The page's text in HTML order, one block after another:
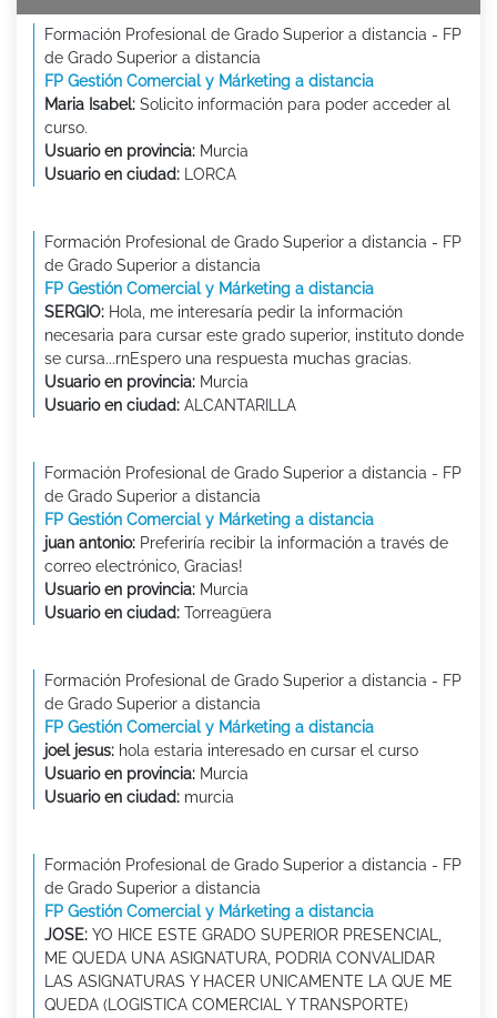
Formación Profesional de Grado Superior a distancia - FP
de Grado Superior a distancia
FP Gestión Comercial y Márketing a distancia
Maria Isabel: Solicito información para poder acceder al
curso.
Usuario en provincia: Murcia
Usuario en ciudad: LORCA
Formación Profesional de Grado Superior a distancia - FP
de Grado Superior a distancia
FP Gestión Comercial y Márketing a distancia
SERGIO: Hola, me interesaría pedir la información
necesaria para cursar este grado superior, instituto donde
se cursa...rnEspero una respuesta muchas gracias.
Usuario en provincia: Murcia
Usuario en ciudad: ALCANTARILLA
Formación Profesional de Grado Superior a distancia - FP
de Grado Superior a distancia
FP Gestión Comercial y Márketing a distancia
juan antonio: Preferiría recibir la información a través de
correo electrónico, Gracias!
Usuario en provincia: Murcia
Usuario en ciudad: Torreagüera
Formación Profesional de Grado Superior a distancia - FP
de Grado Superior a distancia
FP Gestión Comercial y Márketing a distancia
joel jesus: hola estaria interesado en cursar el curso
Usuario en provincia: Murcia
Usuario en ciudad: murcia
Formación Profesional de Grado Superior a distancia - FP
de Grado Superior a distancia
FP Gestión Comercial y Márketing a distancia
JOSE: YO HICE ESTE GRADO SUPERIOR PRESENCIAL,
ME QUEDA UNA ASIGNATURA, PODRIA CONVALIDAR
LAS ASIGNATURAS Y HACER UNICAMENTE LA QUE ME
QUEDA (LOGISTICA COMERCIAL Y TRANSPORTE)